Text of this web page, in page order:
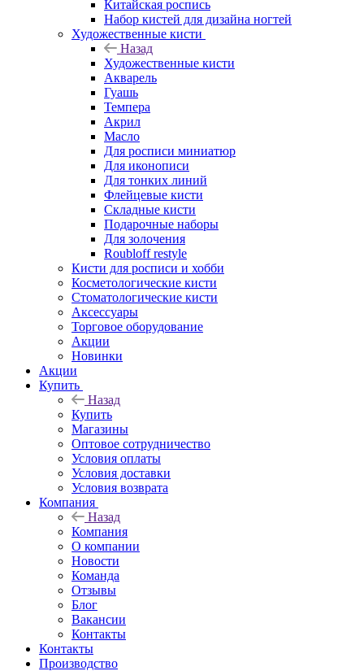
Китайская роспись
Набор кистей для дизайна ногтей
Художественные кисти
Назад
Художественные кисти
Акварель
Гуашь
Темпера
Акрил
Масло
Для росписи миниатюр
Для иконописи
Для тонких линий
Флейцевые кисти
Складные кисти
Подарочные наборы
Для золочения
Roubloff restyle
Кисти для росписи и хобби
Косметологические кисти
Стоматологические кисти
Аксессуары
Торговое оборудование
Акции
Новинки
Акции
Купить
Назад
Купить
Магазины
Оптовое сотрудничество
Условия оплаты
Условия доставки
Условия возврата
Компания
Назад
Компания
О компании
Новости
Команда
Отзывы
Блог
Вакансии
Контакты
Контакты
Производство